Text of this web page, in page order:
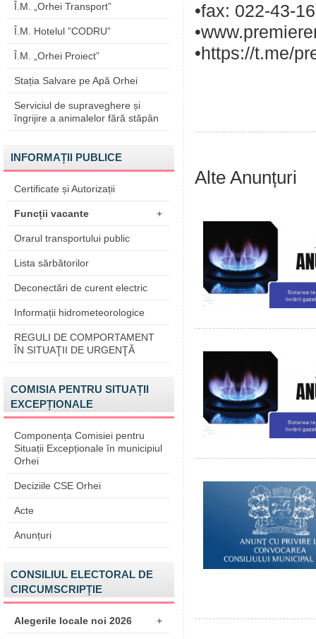
Î.M. „Orhei Transport”
Î.M. Hotelul ”CODRU”
Î.M. „Orhei Proiect”
Stația Salvare pe Apă Orhei
Serviciul de supraveghere și
îngrijire a animalelor fără stăpân
INFORMAȚII PUBLICE
Certificate și Autorizații
Funcții vacante +
Orarul transportului public
Lista sărbătorilor
Deconectări de curent electric
Informații hidrometeorologice
REGULI DE COMPORTAMENT
ÎN SITUAŢII DE URGENŢĂ
COMISIA PENTRU SITUAȚII
EXCEPȚIONALE
Componența Comisiei pentru
Situații Excepționale în municipiul
Orhei
Deciziile CSE Orhei
Acte
Anunțuri
CONSILIUL ELECTORAL DE
CIRCUMSCRIPȚIE
Alegerile locale noi 2026 +
•fax: 022-43-
•https://t.me/
Alte Anunțuri